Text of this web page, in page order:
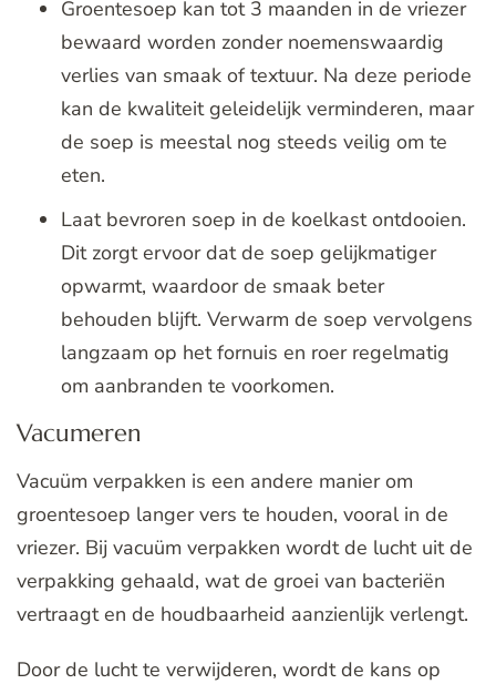
Groentesoep kan tot 3 maanden in de vriezer
bewaard worden zonder noemenswaardig
verlies van smaak of textuur. Na deze periode
kan de kwaliteit geleidelijk verminderen, maar
de soep is meestal nog steeds veilig om te
eten.
Laat bevroren soep in de koelkast ontdooien.
Dit zorgt ervoor dat de soep gelijkmatiger
opwarmt, waardoor de smaak beter
behouden blijft. Verwarm de soep vervolgens
langzaam op het fornuis en roer regelmatig
om aanbranden te voorkomen.
Vacumeren
Vacuüm verpakken is een andere manier om
groentesoep langer vers te houden, vooral in de
vriezer. Bij vacuüm verpakken wordt de lucht uit de
verpakking gehaald, wat de groei van bacteriën
vertraagt en de houdbaarheid aanzienlijk verlengt.
Door de lucht te verwijderen, wordt de kans op